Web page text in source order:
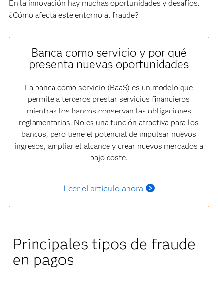
En la innovación hay muchas oportunidades y desafíos.
¿Cómo afecta este entorno al fraude?
Banca como servicio y por qué
presenta nuevas oportunidades
La banca como servicio (BaaS) es un modelo que
permite a terceros prestar servicios financieros
mientras los bancos conservan las obligaciones
reglamentarias. No es una función atractiva para los
bancos, pero tiene el potencial de impulsar nuevos
ingresos, ampliar el alcance y crear nuevos mercados a
bajo coste.
Leer el artículo ahora
Principales tipos de fraude
en pagos